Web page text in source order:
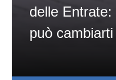
delle
può